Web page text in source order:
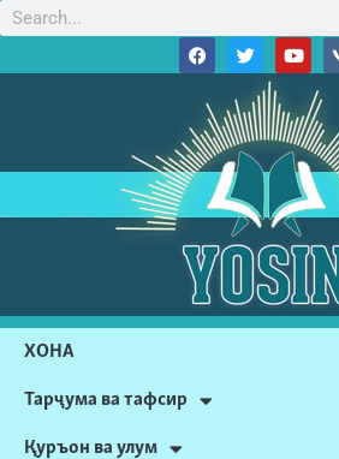
ХОНА
Тарҷума ва тафсир
Қуръон ва улум